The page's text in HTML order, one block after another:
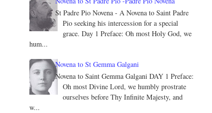
St Padre Pio Novena - A Novena to Saint Padre
Pio seeking his intercession for a special
grace. Day 1 Preface: Oh most Holy God, we
hum...
Novena to St Gemma Galgani
Novena to Saint Gemma Galgani DAY 1 Preface:
Oh most Divine Lord, we humbly prostrate
ourselves before Thy Infinite Majesty, and
w...